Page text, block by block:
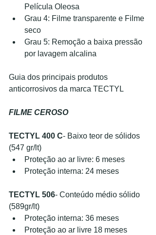
Película Oleosa
Grau 4: Filme transparente e Filme
seco
Grau 5: Remoção a baixa pressão
por lavagem alcalina
Guia dos principais produtos
anticorrosivos da marca TECTYL
FILME CEROSO
TECTYL 400 C- Baixo teor de sólidos
(547 gr/lt)
Proteção ao ar livre: 6 meses
Proteção interna: 24 meses
TECTYL 506- Conteúdo médio sólido
(589gr/lt)
Proteção interna: 36 meses
Proteção ao ar livre 18 meses